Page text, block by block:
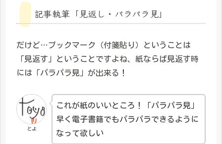
記事執筆「見返し・パラパラ見」
だけど…ブックマーク（付箋貼り）ということは
「見返す」ということですよね、紙ならば見返す時
には「パラパラ見」が出来る！
とよ
これが紙のいいところ！「パラパラ見」
早く電子書籍でもパラパラできるように
なって欲しい